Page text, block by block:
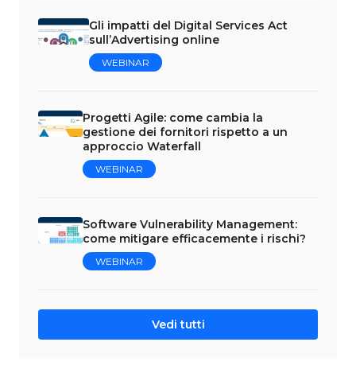
Gli impatti del Digital Services Act
sull’Advertising online
WEBINAR
Progetti Agile: come cambia la
gestione dei fornitori rispetto a un
approccio Waterfall
WEBINAR
Software Vulnerability Management:
come mitigare efficacemente i rischi?
WEBINAR
Vedi tutti